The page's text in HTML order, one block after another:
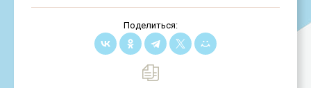
Поделиться: